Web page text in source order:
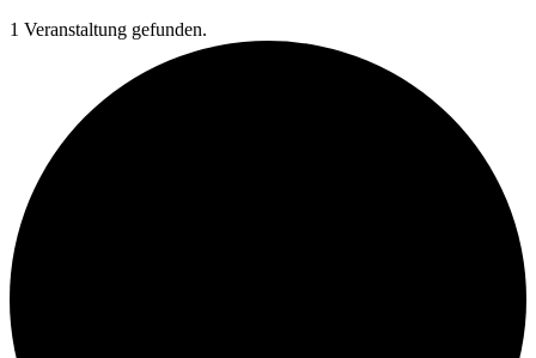
1 Veranstaltung gefunden.